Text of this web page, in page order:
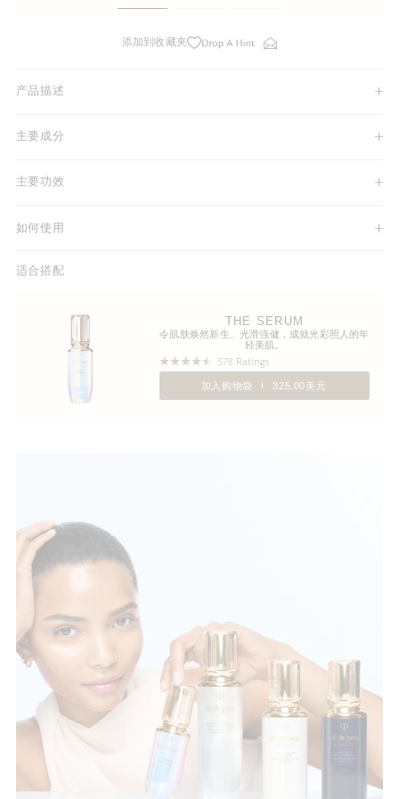
添加到收藏夹
产品描述
主要成分
主要功效
如何使用
适合搭配
THE SERUM
令肌肤焕然新生、光滑强健，成就光彩照人的年
轻美肌。
578 Ratings
加入购物袋 325.00美元